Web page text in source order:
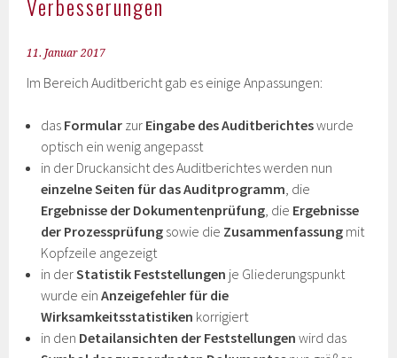
11. Januar 2017
Im Bereich Auditbericht gab es einige Anpassungen:
das Formular zur Eingabe des Auditberichteswurde
optisch ein wenig angepasst
in der Druckansicht des Auditberichtes werden nun
einzelne Seiten für das Auditprogramm, die
Ergebnisse der Dokumentenprüfung, die Ergebnisse
der Prozessprüfung sowie die Zusammenfassung mit
Kopfzeile angezeigt
in derStatistik Feststellungen je Gliederungspunkt
wurde ein Anzeigefehler für die
Wirksamkeitsstatistiken korrigiert
in den Detailansichten der Feststellungen wird das